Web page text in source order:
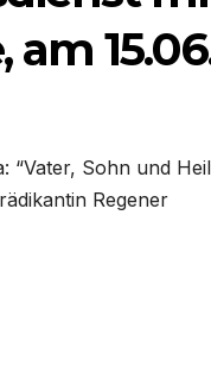
am
“Vater, Sohn und
Rege­ner